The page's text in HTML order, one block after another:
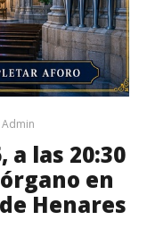
Admin
a las 20:30
en
Henares